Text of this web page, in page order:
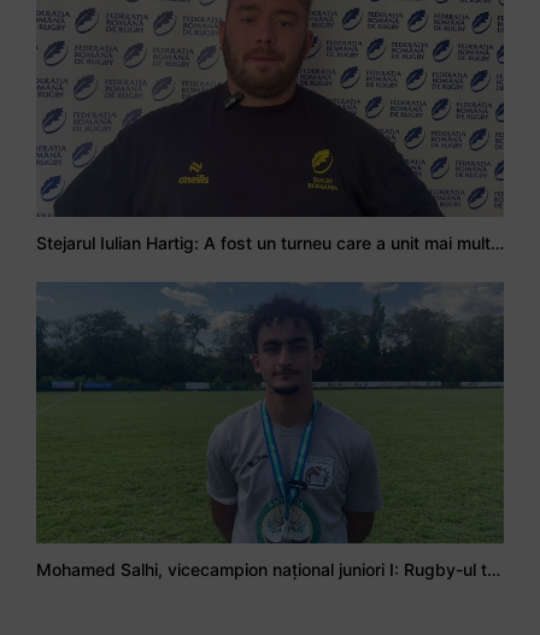
Stejarul Iulian Hartig: A fost un turneu care a unit mai mult echipa
Mohamed Salhi, vicecampion național juniori I: Rugby-ul te învață să accepți și înfrângerile